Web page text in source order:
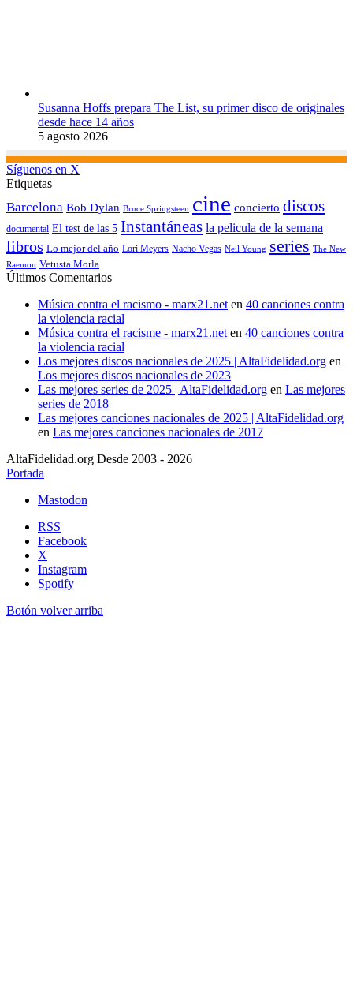
Susanna Hoffs prepara The List, su primer disco de originales
desde hace 14 años
5 agosto 2026
Síguenos en X
Etiquetas
Barcelona Bob Dylan Bruce Springsteen cine concierto discos
documental El test de las 5 Instantáneas la pelicula de la semana
libros Lo mejor del año Lori Meyers Nacho Vegas Neil Young series The New
Raemon Vetusta Morla
Últimos Comentarios
Música contra el racismo - marx21.neten 40 canciones contra
la violencia racial
Música contra el racisme - marx21.neten 40 canciones contra
la violencia racial
Los mejores discos nacionales de 2025 | AltaFidelidad.org en
Los mejores discos nacionales de 2023
Las mejores series de 2025 | AltaFidelidad.org en Las mejores
series de 2018
Las mejores canciones nacionales de 2025 | AltaFidelidad.org
en Las mejores canciones nacionales de 2017
AltaFidelidad.org Desde 2003 - 2026
Portada
Mastodon
RSS
Facebook
X
Instagram
Spotify
Botón volver arriba